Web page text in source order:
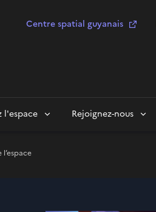
Centre spatial guyanais
l'espace Rejoignez-nous